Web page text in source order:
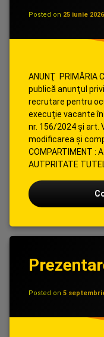
Posted on 25 iunie 2026
ANUNŢ PRIMĂRIA
publică anunţul
recrutare pentru
execuție vacante în
nr. 156/2024 şi art.
modificarea şi
COMPARTIMENT :
AUTPRITATE
Posted on 5